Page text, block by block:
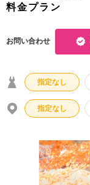
オプション
アクセス/TEL
こだわりポイント
チャペルでの撮影
料金プラン
お問い合わせ
指定なし
指定なし